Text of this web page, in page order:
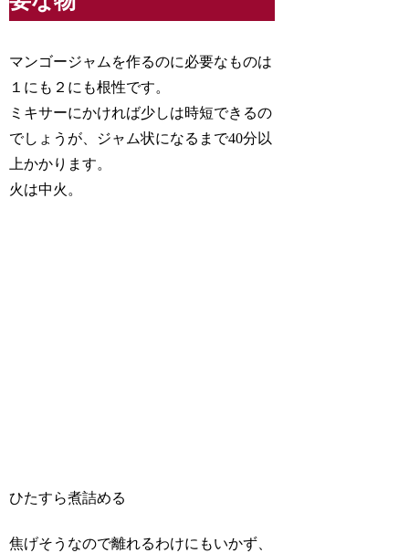
マンゴージャムを作るのに必要なものは
１にも２にも根性です。
ミキサーにかければ少しは時短できるの
でしょうが、ジャム状になるまで40分以
上かかります。
火は中火。
ひたすら煮詰める
焦げそうなので離れるわけにもいかず、